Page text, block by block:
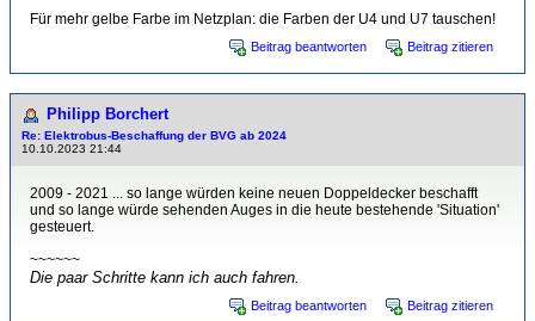
Für mehr gelbe Farbe im Netzplan: die Farben der U4 und U7 tauschen!
Beitrag beantworten Beitrag zitieren
Philipp Borchert
Re: Elektrobus-Beschaffung der BVG ab 2024
10.10.2023 21:44
2009 - 2021 ... so lange würden keine neuen Doppeldecker beschafft
und so lange würde sehenden Auges in die heute bestehende 'Situation'
gesteuert.
~~~~~~
Die paar Schritte kann ich auch fahren.
Beitrag beantworten Beitrag zitieren